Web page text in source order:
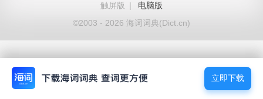
触屏版
|
电脑版
©2003 - 2026 海词词典(Dict.cn)
立即下载
立即下载